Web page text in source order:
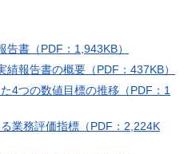
書（PDF：1,943KB）
報告書の概要（PDF：437KB）
4つの数値目標の推移（PDF：1
業務評価指標（PDF：2,224K